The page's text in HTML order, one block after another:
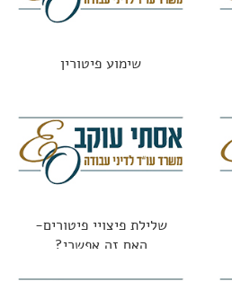
שימוע פיטורין
שלילת פיצויי פיטורים-
האם זה אפשרי?